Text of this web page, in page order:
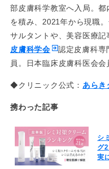
部皮膚科学教室へ入局。
を積み、2021年から現職
サルタントや、美容医療記
皮膚科学会
認定皮膚科専
員。日本臨床皮膚科医会会
◆クリニック公式： あらき
携わった記事
シ
グ
実